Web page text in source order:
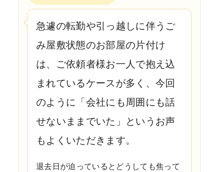
急遽の転勤や引っ越しに伴うご
み屋敷状態のお部屋の片付け
は、ご依頼者様お一人で抱え込
まれているケースが多く、今回
のように「会社にも周囲にも話
せないままでいた」というお声
もよくいただきます。
退去日が迫っているとどうしても焦って